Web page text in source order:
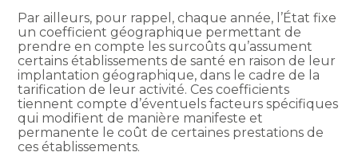
Par ailleurs, pour rappel, chaque année, l’État fixe
un coefficient géographique permettant de
prendre en compte les surcoûts qu’assument
certains établissements de santé en raison de leur
implantation géographique, dans le cadre de la
tarification de leur activité. Ces coefficients
tiennent compte d’éventuels facteurs spécifiques
qui modifient de manière manifeste et
permanente le coût de certaines prestations de
ces établissements.